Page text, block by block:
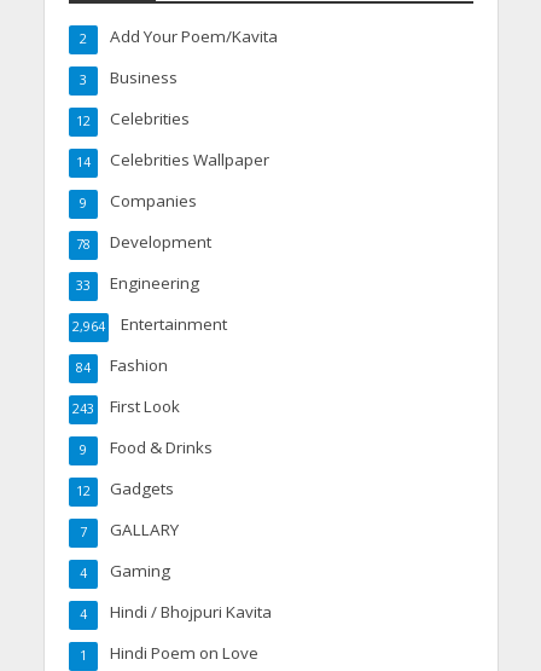
Add Your Poem/Kavita
2
Business
3
Celebrities
12
Celebrities Wallpaper
14
Companies
9
Development
78
Engineering
33
Entertainment
2,964
Fashion
84
First Look
243
Food & Drinks
9
Gadgets
12
GALLARY
7
Gaming
4
Hindi / Bhojpuri Kavita
4
Hindi Poem on Love
1